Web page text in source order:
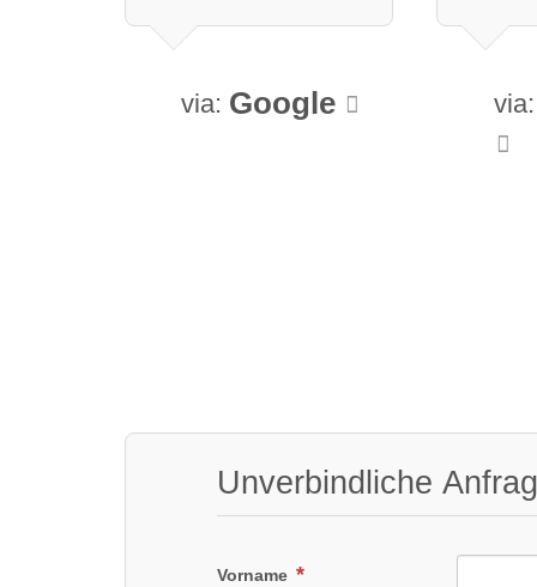
via: Google via:
Unverbindliche
Vorname